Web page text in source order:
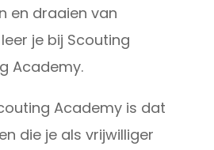
en draaien van
je bij Scouting
Academy.
Academy is dat
die je als vrijwilliger